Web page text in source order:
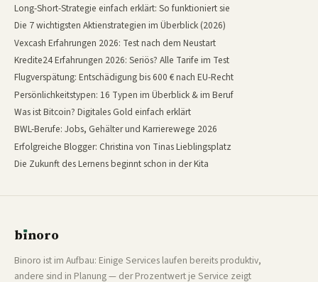
Long-Short-Strategie einfach erklärt: So funktioniert sie
Die 7 wichtigsten Aktienstrategien im Überblick (2026)
Vexcash Erfahrungen 2026: Test nach dem Neustart
Kredite24 Erfahrungen 2026: Seriös? Alle Tarife im Test
Flugverspätung: Entschädigung bis 600 € nach EU-Recht
Persönlichkeitstypen: 16 Typen im Überblick & im Beruf
Was ist Bitcoin? Digitales Gold einfach erklärt
BWL-Berufe: Jobs, Gehälter und Karrierewege 2026
Erfolgreiche Blogger: Christina von Tinas Lieblingsplatz
Die Zukunft des Lernens beginnt schon in der Kita
bınoro
Binoro ist im Aufbau: Einige Services laufen bereits produktiv,
andere sind in Planung — der Prozentwert je Service zeigt